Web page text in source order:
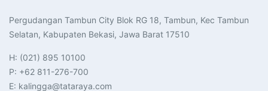
Pergudangan Tambun City Blok RG 18, Tambun, Kec Tambun
Selatan, Kabupaten Bekasi, Jawa Barat 17510​
H: (021) 895 10100
P: +62 811-276-700
E: kalingga@tataraya.com